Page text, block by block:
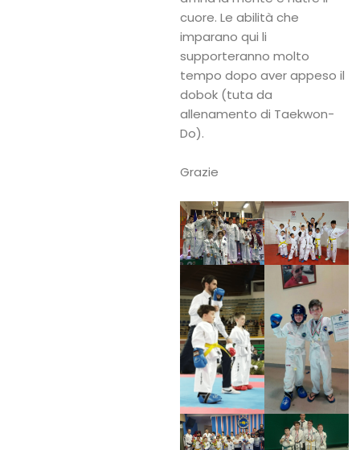
Calendario
Eventi
Chi
Siamo
Search
cuore. Le abilità che
imparano qui li
supporteranno molto
tempo dopo aver appeso il
dobok (tuta da
allenamento di Taekwon-
Do).
Grazie